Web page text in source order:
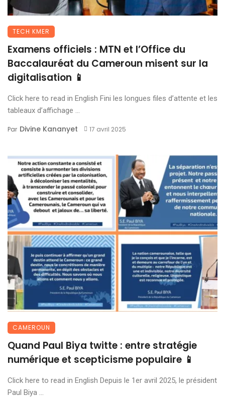
TECH KMER
Examens officiels : MTN et l’Office du
Baccalauréat du Cameroun misent sur la
digitalisation 📱
Click here to read in English Fini les longues files d’attente et les
tableaux d’affichage ...
Par Divine Kananyet 17 avril 2025
CAMEROUN
Quand Paul Biya twitte : entre stratégie
numérique et scepticisme populaire 📱
Click here to read in English Depuis le 1er avril 2025, le président
Paul Biya ...